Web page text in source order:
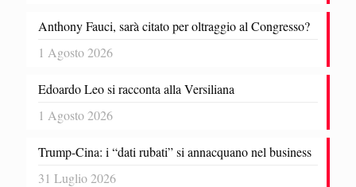
Anthony Fauci, sarà citato per oltraggio al Congresso?
1 Agosto 2026
Edoardo Leo si racconta alla Versiliana
1 Agosto 2026
Trump-Cina: i “dati rubati” si annacquano nel business
31 Luglio 2026